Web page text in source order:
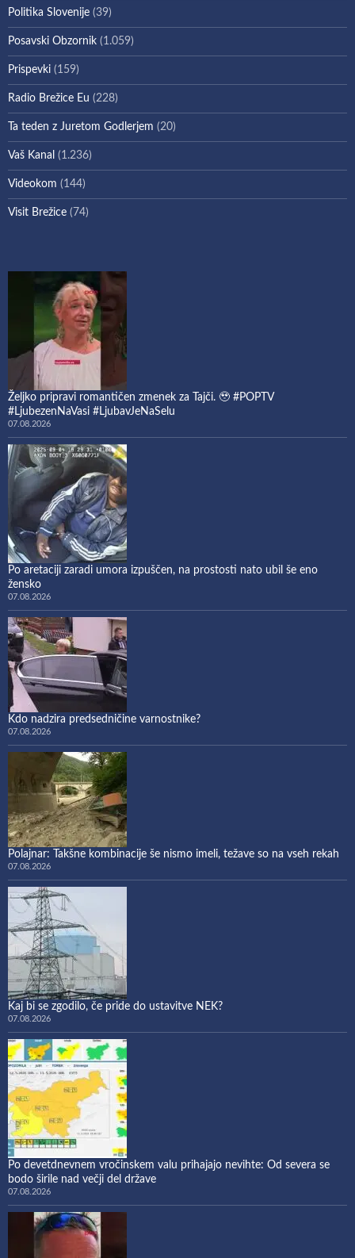
Politika Slovenije (39)
Posavski Obzornik (1.059)
Prispevki (159)
Radio Brežice Eu (228)
Ta teden z Juretom Godlerjem (20)
Vaš Kanal (1.236)
Videokom (144)
Visit Brežice (74)
Željko pripravi romantičen zmenek za Tajči. 🥹 #POPTV
#LjubezenNaVasi #LjubavJeNaSelu
07.08.2026
Po aretaciji zaradi umora izpuščen, na prostosti nato ubil še eno
žensko
07.08.2026
Kdo nadzira predsedničine varnostnike?
07.08.2026
Polajnar: Takšne kombinacije še nismo imeli, težave so na vseh rekah
07.08.2026
Kaj bi se zgodilo, če pride do ustavitve NEK?
07.08.2026
Po devetdnevnem vročinskem valu prihajajo nevihte: Od severa se
bodo širile nad večji del države
07.08.2026